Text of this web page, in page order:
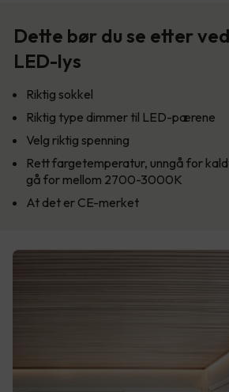
Dette bør du se etter
LED-lys
Riktig sokkel
Riktig type dimmer til LED-pærene
Velg riktig spenning
Rett fargetemperatur, unngå for
gå for mellom 2700-3000K
At det er CE-merket